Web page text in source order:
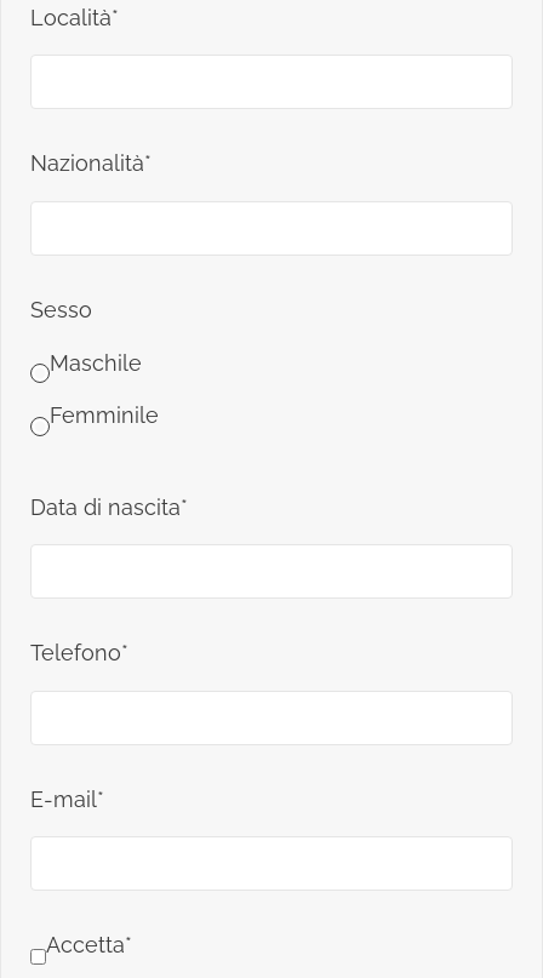
Località*
Nazionalità*
Sesso
Maschile
Femminile
Data di nascita*
Telefono*
E-mail*
Accetta*